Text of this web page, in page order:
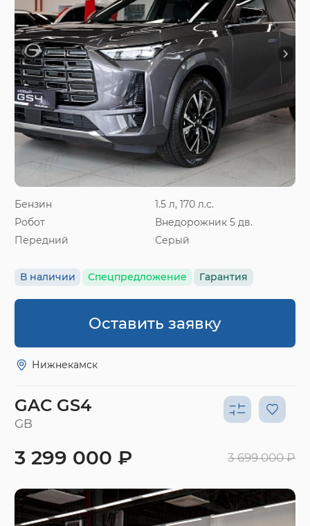
Бензин
1.5 л, 170 л.с.
Робот
Внедорожник 5 дв.
Передний
Серый
В наличии Спецпредложение Гарантия
Оставить заявку
Нижнекамск
GAC GS4
GB
3 299 000 ₽ 3 699 000 ₽